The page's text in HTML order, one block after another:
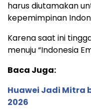
harus diutamakan
kepemimpinan
Karena saat ini
menuju “Indonesia
Baca Juga:
Huawei Jadi Mitra
2026